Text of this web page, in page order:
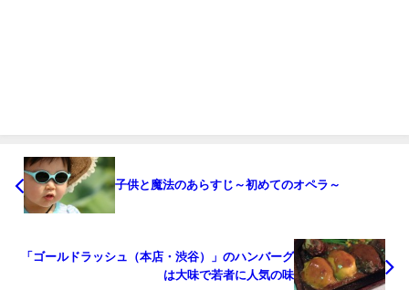
子供と魔法のあらすじ～初めてのオペラ～
「ゴールドラッシュ（本店・渋谷）」のハンバーグ
は大味で若者に人気の味